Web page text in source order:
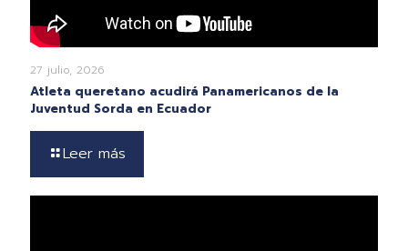
27 julio, 2026
Atleta queretano acudirá Panamericanos de la
Juventud Sorda en Ecuador
Leer más